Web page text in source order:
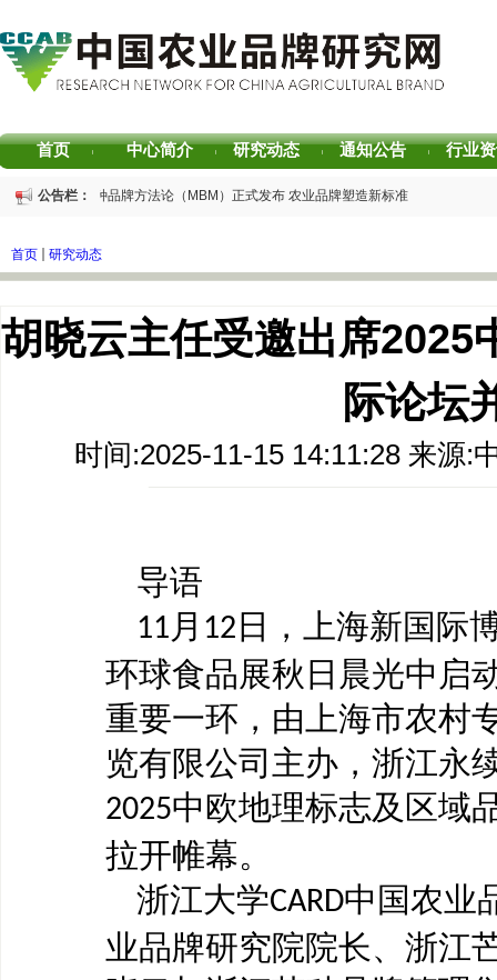
首页 | 中心简介 | 研究动态 | 通知公告 | 行业
公告栏：
重磅发布 | 芒种品牌方法论（MBM）正式发布 农业品牌塑造新标准
书香赋能乡村振兴！“耕读中国·品牌强农”主题阅读活动在杭州圆满落幕
专家观点｜建构富有持久竞争力的中国品牌生态 创新具有独特整合力的中国品牌叙
首页 研究动态
胡晓云主任受邀出席2025
际论坛
时间:2025-11-15 14:11:28 来源:
导语
11 月 12日，上海新国际
环球食品展秋日晨光中启
重要一环，由上海市农村
览有限公司主办，浙江永
2025中欧地理标志及区域
拉开帷幕。
浙江大学CARD中国农业
业品牌研究院院长、浙江